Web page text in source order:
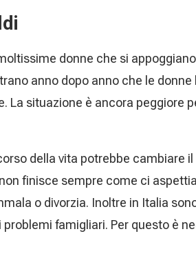
donne che si
anno dopo anno che le donne
La situazione è ancora peggiore
della vita potrebbe cambiare
finisce sempre come ci
o divorzia. Inoltre in Italia
famigliari. Per questo è